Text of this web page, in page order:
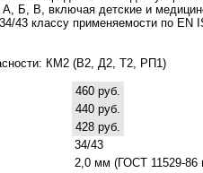
А, Б, В, включая детские и
43 классу применяемости по EN
КМ2 (В2, Д2, Т2, РП1)
460 руб.
440 руб.
428 руб.
34/43
2,0 мм (ГОСТ 11529-86